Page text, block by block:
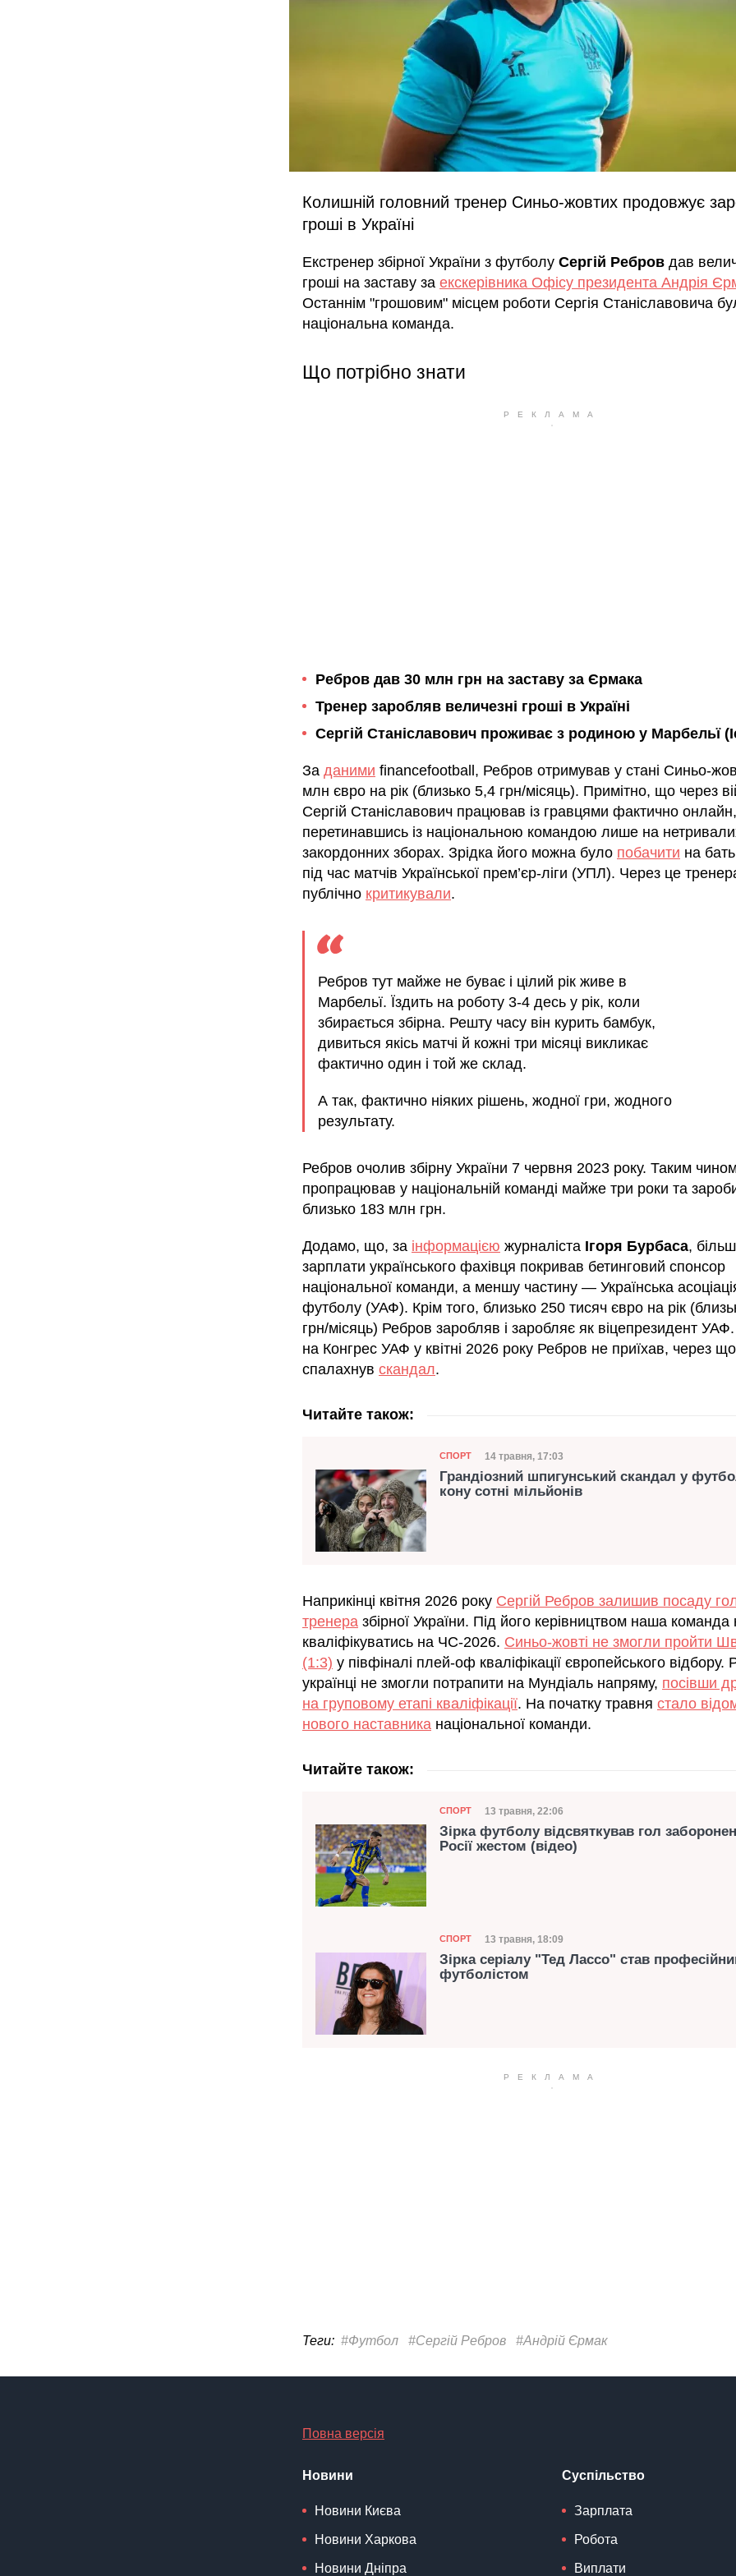
Колишній головний тренер Синьо-жовтих продовжує
гроші в Україні
Екстренер збірної України з футболу Сергій Ребров дав
гроші на заставу за екскерівника Офісу президента Андрія
Останнім "грошовим" місцем роботи Сергія Станіславовича
національна команда.
Що потрібно знати
Ребров дав 30 млн грн на заставу за Єрмака
Тренер заробляв величезні гроші в Україні
Сергій Станіславович проживає з родиною у Марбельї
За даними financefootball, Ребров отримував у стані Синьо-
млн євро на рік (близько 5,4 грн/місяць). Примітно, що через
Сергій Станіславович працював із гравцями фактично онлайн,
перетинавшись із національною командою лише на
закордонних зборах. Зрідка його можна було побачити на
під час матчів Української прем’єр-ліги (УПЛ). Через це
публічно критикували.
Ребров тут майже не буває і цілий рік живе в
Марбельї. Їздить на роботу 3-4 десь у рік, коли
збирається збірна. Решту часу він курить бамбук,
дивиться якісь матчі й кожні три місяці викликає
фактично один і той же склад.
А так, фактично ніяких рішень, жодної гри, жодного
результату.
Ребров очолив збірну України 7 червня 2023 року. Таким
пропрацював у національній команді майже три роки та
близько 183 млн грн.
Додамо, що, за інформацією журналіста Ігоря Бурбаса,
зарплати українського фахівця покривав бетинговий спонсор
національної команди, а меншу частину — Українська
футболу (УАФ). Крім того, близько 250 тисяч євро на рік
грн/місяць) Ребров заробляв і заробляє як віцепрезидент
на Конгрес УАФ у квітні 2026 року Ребров не приїхав, через що
спалахнув скандал.
Читайте також:
Категорія
СПОРТ Дата публікації
14 травня, 17:03
Грандіозний шпигунський скандал у
кону сотні мільйонів
Наприкінці квітня 2026 року Сергій Ребров залишив посаду
тренера збірної України. Під його керівництвом наша команда
кваліфікуватись на ЧС-2026. Синьо-жовті не змогли пройти
(1:3) у півфіналі плей-оф кваліфікації європейського відбору.
українці не змогли потрапити на Мундіаль напряму, посівши
на груповому етапі кваліфікації. На початку травня стало
нового наставника національної команди.
Читайте також:
Категорія
СПОРТ Дата публікації
13 травня, 22:06
Зірка футболу відсвяткував гол
Росії жестом (відео)
Категорія
СПОРТ Дата публікації
13 травня, 18:09
Зірка серіалу "Тед Лассо" став
футболістом
Теги: #Футбол #Сергій Ребров #Андрій Єрмак
Повна версія
Новини
Новини Києва
Новини Харкова
Новини Дніпра
Суспільство
Зарплата
Робота
Виплати